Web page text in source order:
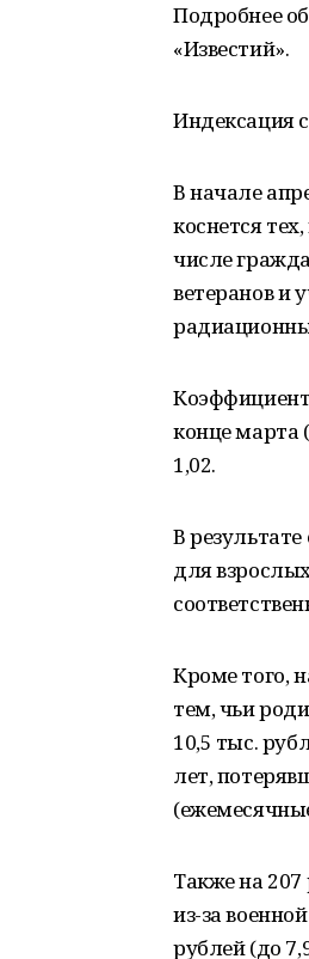
Подробнее
«Известий».
Индексация
В начале
коснется
числе
ветеранов и
конце марта
1,02.
В
для
Кроме того,
тем, чьи
10,5 тыс.
лет,
Также на
из-за
рублей (до